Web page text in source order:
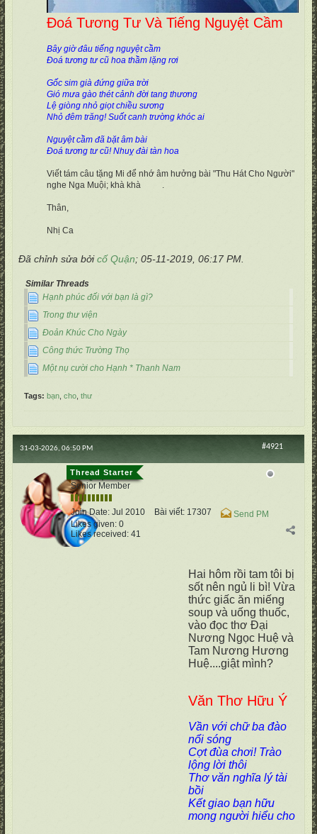
Đoá Tương Tư Và Tiếng Nguyệt Cầm
Bây giờ đâu tiếng nguyệt cầm
Đoá tương tư cũ hoa thầm lặng rơi
Gốc sim già đứng giữa trời
Gió mưa gào thét cảnh đời tang thương
Lệ giòng nhỏ giọt chiều sương
Nhỏ đêm trăng! Suốt canh trường khóc ai
Nguyệt cầm đã bặt âm bài
Đoá tương tư cũ! Nhuỵ đài tàn hoa
Viết tám câu tặng Mi để nhớ âm hưởng bài "Thu Hát Cho Người"
nghe Nga Muội; khà khà
Thân,
Nhị Ca
Đã chỉnh sửa bởicố Quận; 05-11-2019, 06:17 PM
Similar Threads
Hạnh phúc đối với bạn là gì?
Trong thư viện
Đoản Khúc Cho Ngày
Công thức Trường Thọ
Một nụ cười cho Hạnh * Thanh Nam
Tags: bạn cho thư
#4921
31-03-2026, 06:50 PM
cố Quận
Senior Member
Join Date: Jul 2010 Bài viết: 17307
Send PM
Likes given: 0
Likes received: 41
Hai hôm rồi tam tôi bị
sốt nên ngủ li bì! Vừa
thức giấc ăn miếng
soup và uống thuốc,
vào đọc thơ Đại
Nương Ngọc Huệ và
Tam Nương Hương
Huệ....giật mình?
Văn Thơ Hữu Ý
Vần với chữ ba đào
nổi sóng
Cợt đùa chơi! Trào
lộng lời thôi
Thơ văn nghĩa lý tài
bồi
Kết giao bạn hữu
mong người hiểu cho